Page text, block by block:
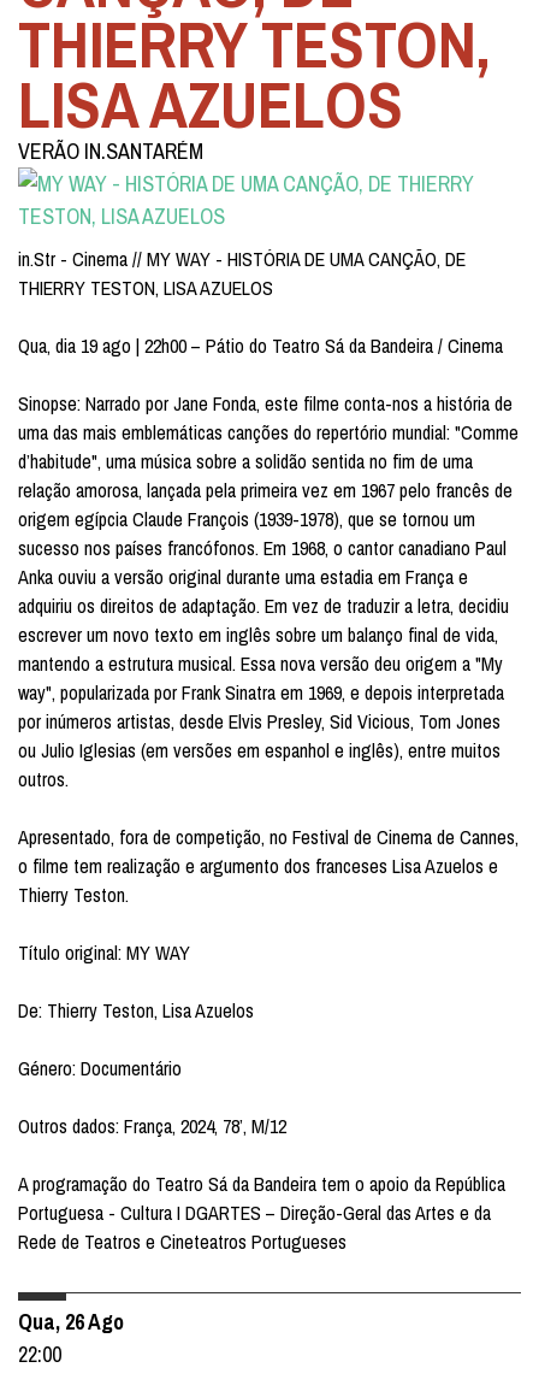
THIERRY TESTON,
LISA AZUELOS
VERÃO IN.SANTARÉM
in.Str - Cinema // MY WAY - HISTÓRIA DE UMA CANÇÃO, DE
THIERRY TESTON, LISA AZUELOS
Qua, dia 19 ago | 22h00 – Pátio do Teatro Sá da Bandeira / Cinema
Sinopse: Narrado por Jane Fonda, este filme conta-nos a história de
uma das mais emblemáticas canções do repertório mundial: "Comme
d’habitude", uma música sobre a solidão sentida no fim de uma
relação amorosa, lançada pela primeira vez em 1967 pelo francês de
origem egípcia Claude François (1939-1978), que se tornou um
sucesso nos países francófonos. Em 1968, o cantor canadiano Paul
Anka ouviu a versão original durante uma estadia em França e
adquiriu os direitos de adaptação. Em vez de traduzir a letra, decidiu
escrever um novo texto em inglês sobre um balanço final de vida,
mantendo a estrutura musical. Essa nova versão deu origem a "My
way", popularizada por Frank Sinatra em 1969, e depois interpretada
por inúmeros artistas, desde Elvis Presley, Sid Vicious, Tom Jones
ou Julio Iglesias (em versões em espanhol e inglês), entre muitos
outros.
Apresentado, fora de competição, no Festival de Cinema de Cannes,
o filme tem realização e argumento dos franceses Lisa Azuelos e
Thierry Teston.
Título original: MY WAY
De: Thierry Teston, Lisa Azuelos
Género: Documentário
Outros dados: França, 2024, 78’, M/12
A programação do Teatro Sá da Bandeira tem o apoio da República
Portuguesa - Cultura I DGARTES – Direção-Geral das Artes e da
Rede de Teatros e Cineteatros Portugueses
Qua, 26 Ago
22:00